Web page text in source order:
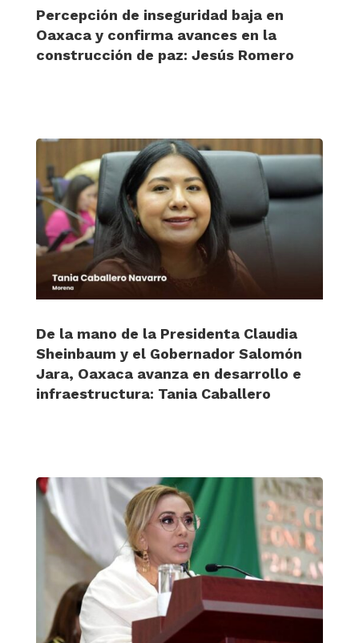
Percepción de inseguridad baja en
Oaxaca y confirma avances en la
construcción de paz: Jesús Romero
De la mano de la Presidenta Claudia
Sheinbaum y el Gobernador Salomón
Jara, Oaxaca avanza en desarrollo e
infraestructura: Tania Caballero